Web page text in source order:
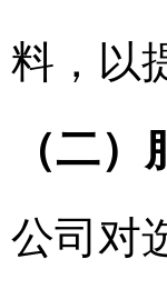
料，以
（二
公司对